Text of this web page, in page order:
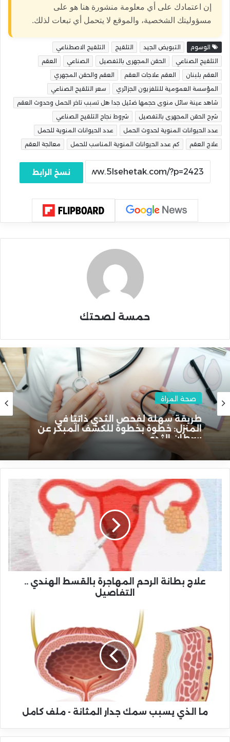
إن اعتمادك على أي معلومة منشورة هنا هو على
مسؤوليتك الشخصية، والموقع لا يتحمل أي تبعات لذلك.
الوسوم التبويض الجيد التلقيح
التلقيح الاصطناعي
التلقيح الصناعي
الحقن المجهرى بالتفصيل الصناعي
العقم
العقم بلبنان
العقم علاجات العقم
العقم والحقن المجهري
المؤسسة العمومية للتلفزيون الجزائري
سعر التلقيح الصناعي
شاهد عينة سائل منوى حجمها ضئيل جدا هل تسبب تاخر الحمل وحدوث العقم
شرح الحقن المجهرى بالتفصيل
شروط نجاح التلقيح الصناعي
عدد الحيوانات المنوية لحدوث الحمل
عدد الحيوانات المنوية للحمل
علاج العقم
كم عدد الحيوانات المنوية المناسب للحمل معالجة العقم
نسخ الرابط
حمسة لصحتك
صحة المراة
طريقة سهلة لفحص الثدي ذاتيًا في
المنزل: خطوة بخطوة للكشف المبكر عن
سرطان الثدي
علاج بطانة الرحم المهاجرة بالقسط الهندي ..
التفاصيل
ما الذي يسبب سمك جدار المثانة - ملف كامل